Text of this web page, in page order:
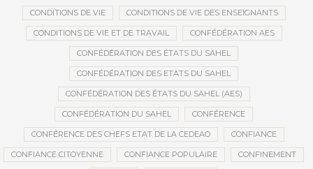
CONDITIONS DE VIE CONDITIONS DE VIE DES ENSEIGNANTS
CONDITIONS DE VIE ET DE TRAVAIL CONFÉDÉRATION AES
CONFÉDÉRATION DES ÉTATS DU SAHEL
CONFÉDÉRATION DES ETATS DU SAHEL
CONFÉDÉRATION DES ÉTATS DU SAHEL (AES)
CONFÉDÉRATION DU SAHEL CONFÉRENCE
CONFÉRENCE DES CHEFS ETAT DE LA CEDEAO CONFIANCE
CONFIANCE CITOYENNE CONFIANCE POPULAIRE CONFINEMENT